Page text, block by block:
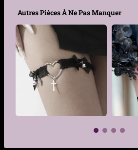
Type d’Accessoire
chaînes
Type de Fermeture Bretelle
Zones de port Cuisse
Genre
Matière
Acier
Autres Pièces À Ne Pas Manquer